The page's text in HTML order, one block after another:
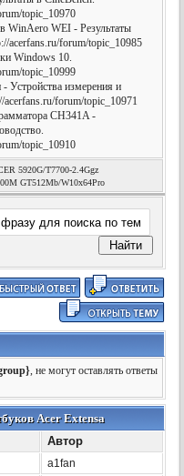
topic_10970
WinAero WEI - Результаты
acerfans.ru/forum/topic_10985
Windows 10.
topic_10999
измерения и
acerfans.ru/forum/topic_10971
CH341A -
topic_10910
5920G/T7700-2.4Ggz
GT512Mb/W10x64Pro
, не могут оставлять ответы
Acer Extensa
Автор
a1fan